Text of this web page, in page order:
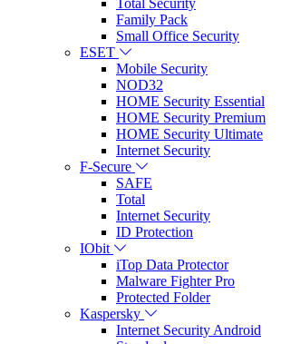
Total Security
Family Pack
Small Office Security
ESET
Mobile Security
NOD32
HOME Security Essential
HOME Security Premium
HOME Security Ultimate
Internet Security
F-Secure
SAFE
Total
Internet Security
ID Protection
IObit
iTop Data Protector
Malware Fighter Pro
Protected Folder
Kaspersky
Internet Security Android